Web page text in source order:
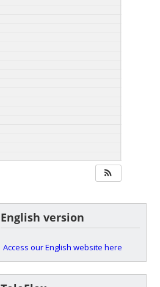
English version
Access our English website here